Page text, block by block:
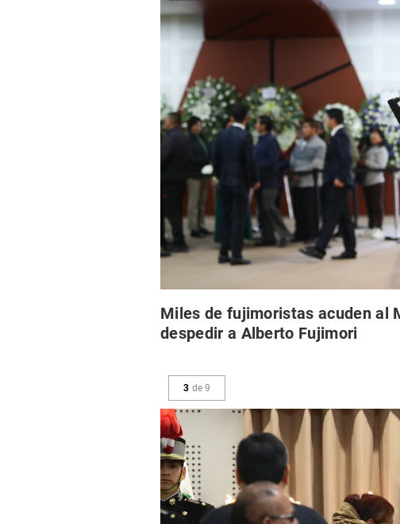
Miles de fujimoristas acuden al
despedir a Alberto Fujimori
3 de 9